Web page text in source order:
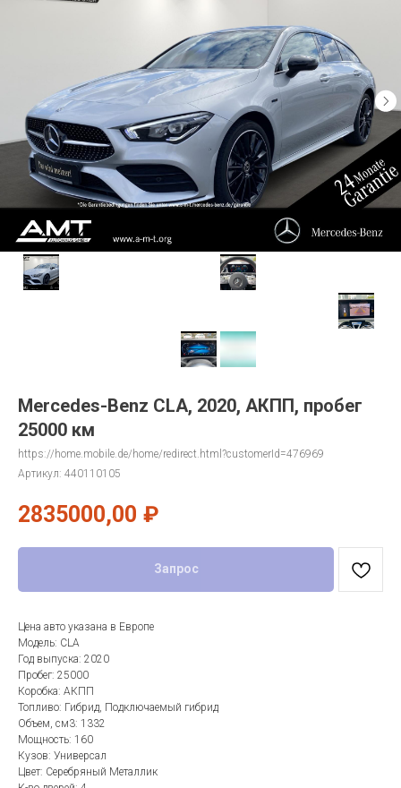
Mercedes-Benz CLA, 2020, АКПП, пробег
25000 км
https://home.mobile.de/home/redirect.html?customerId=476969
Артикул: 440110105
2835000,00 ₽
Запрос
Цена авто указана в Европе
Модель: CLA
Год выпуска: 2020
Пробег: 25000
Коробка: АКПП
Топливо: Гибрид, Подключаемый гибрид
Объем, см3: 1332
Мощность: 160
Кузов: Универсал
Цвет: Серебряный Металлик